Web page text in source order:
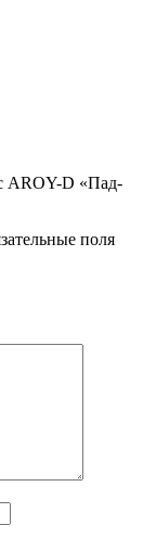
AROY-D «Пад-
поля